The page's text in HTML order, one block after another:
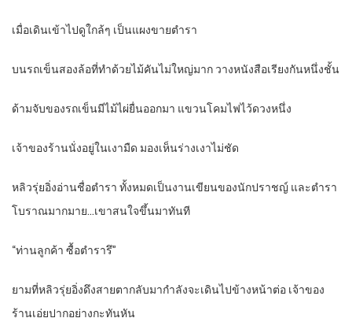
เมื่อเดินเข้าไปดูใกล้ๆ เป็นแผงขายตำรา
บนรถเข็นสองล้อที่ทำด้วยไม้คันไม่ใหญ่มาก วางหนังสือเรียงกันหนึ่งชั้น
ด้ามจับของรถเข็นมีไม้ไผ่ยื่นออกมา แขวนโคมไฟไว้ดวงหนึ่ง
เจ้าของร้านนั่งอยู่ในเงามืด มองเห็นร่างเงาไม่ชัด
หลิวรุ่ยอิ่งอ่านชื่อตำรา ทั้งหมดเป็นงานเขียนของนักปราชญ์ และตำรา
โบราณมากมาย…เขาสนใจขึ้นมาทันที
“ท่านลูกค้า ซื้อตำรารึ”
ยามที่หลิวรุ่ยอิ่งดึงสายตากลับมากำลังจะเดินไปข้างหน้าต่อ เจ้าของ
ร้านเอ่ยปากอย่างกะทันหัน